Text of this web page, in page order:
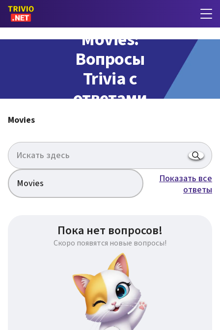
Movies:
Вопросы
Trivia с
ответами
Movies
Movies
Показать все
ответы
Пока нет вопросов!
Скоро появятся новые вопросы!